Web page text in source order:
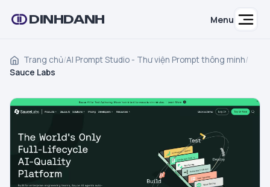
DINHDANH Menu
Trang chủ/AI Prompt Studio - Thư viện Prompt thông minh/
Sauce Labs